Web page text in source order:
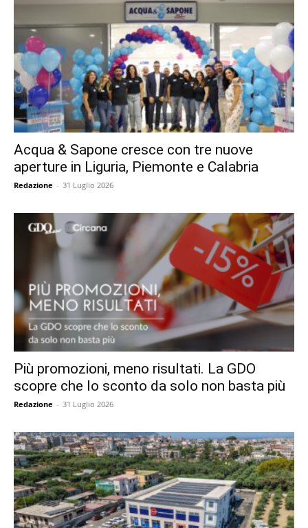
Acqua & Sapone cresce con tre nuove
aperture in Liguria, Piemonte e Calabria
Redazione - 31 Luglio 2026
Più promozioni, meno risultati. La GDO
scopre che lo sconto da solo non basta più
Redazione - 31 Luglio 2026